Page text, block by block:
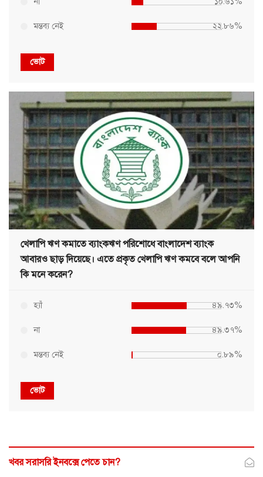
মন্তব্য নেই ২২.৮৬%
ভোট
খেলাপি ঋণ কমাতে ব্যাংকঋণ পরিশোধে বাংলাদেশ ব্যাংক
আবারও ছাড় দিয়েছে। এতে প্রকৃত খেলাপি ঋণ কমবে বলে আপনি
কি মনে করেন?
হ্যাঁ ৪৯.৭৩%
না ৪৯.৩৭%
মন্তব্য নেই ০.৮৯%
ভোট
খবর সরাসরি ইনবক্সে পেতে চান?